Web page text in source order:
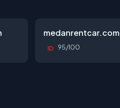
medanrentcar.com
ID 95/100